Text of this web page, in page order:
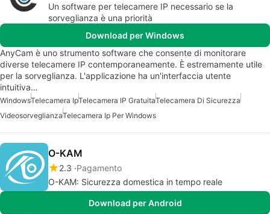
Un software per telecamere IP necessario se la
sorveglianza è una priorità
Download per Windows
AnyCam è uno strumento software che consente di monitorare
diverse telecamere IP contemporaneamente. È estremamente utile
per la sorveglianza. L'applicazione ha un'interfaccia utente
intuitiva…
WindowsTelecamera IpTelecamera IP GratuitaTelecamera Di Sicurezza
VideosorveglianzaTelecamera Ip Per Windows
O-KAM
2.3 Pagamento
O-KAM: Sicurezza domestica in tempo reale
Download per Android